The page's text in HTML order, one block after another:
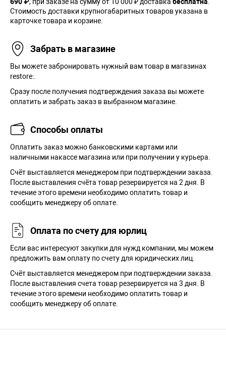
Стоимость доставки крупногабаритных товаров указана в
карточке товара и корзине.
Забрать в магазине
Вы можете забронировать нужный вам товар в магазинах
restore:.
Сразу после получения подтверждения заказа вы можете
оплатить и забрать заказ в выбранном магазине.
Способы оплаты
Оплатить заказ можно банковскими картами или
наличными накассе магазина или при получении у курьера.
Cчёт выставляется менеджером при подтверждении заказа.
После выставления счёта товар резервируется на 2 дня. В
течение этого времени необходимо оплатить товар и
сообщить менеджеру об оплате.
Оплата по счету для юрлиц
Если вас интересуют закупки для нужд компании, мы можем
предложить вам оплату по счету для юридических лиц.
Счёт выставляется менеджером при подтверждении заказа.
После выставления счета товар резервируется на 3 дня. В
течение этого времени необходимо оплатить товар и
сообщить менеджеру об оплате.